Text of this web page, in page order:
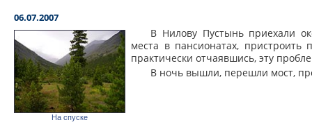
06.07.2007
На спуске
В Нилову Пустынь приехали
места в пансионатах,
практически отчаявшись, эту
В ночь вышли, перешли мост,